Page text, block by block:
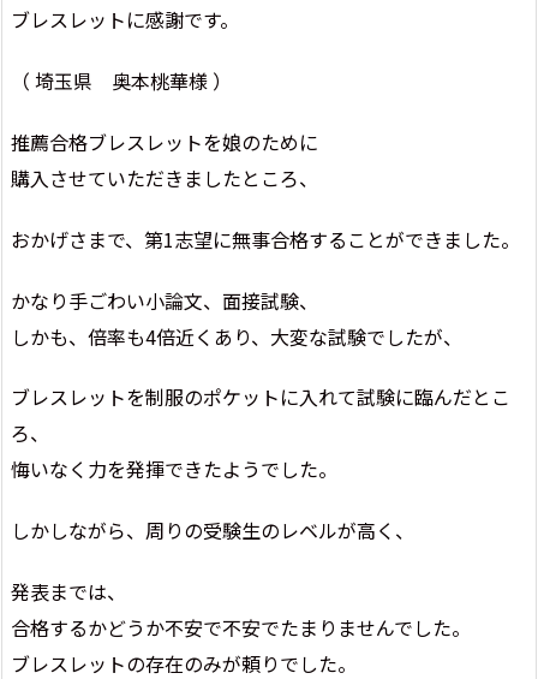
ブレスレットに感謝です。
（ 埼玉県 奥本桃華様 ）
推薦合格ブレスレットを娘のために
購入させていただきましたところ、
おかげさまで、第1志望に無事合格することができました。
かなり手ごわい小論文、面接試験、
しかも、倍率も4倍近くあり、大変な試験でしたが、
ブレスレットを制服のポケットに入れて試験に臨んだとこ
ろ、
悔いなく力を発揮できたようでした。
しかしながら、周りの受験生のレベルが高く、
発表までは、
合格するかどうか不安で不安でたまりませんでした。
ブレスレットの存在のみが頼りでした。